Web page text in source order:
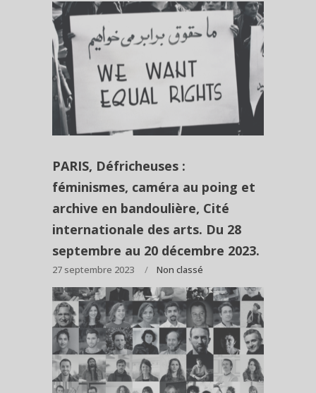
PARIS, Défricheuses :
féminismes, caméra au poing et
archive en bandoulière, Cité
internationale des arts. Du 28
septembre au 20 décembre 2023.
27 septembre 2023 Non classé